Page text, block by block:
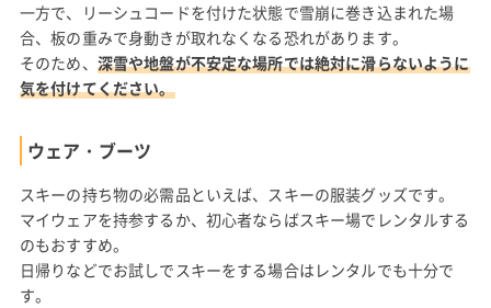
一方で、リーシュコードを付けた状態で雪崩に巻き込まれた場
合、板の重みで身動きが取れなくなる恐れがあります。
そのため、 深雪や地盤が不安定な場所では絶対に滑らないように
気を付けてください。
ウェア・ブーツ
スキーの持ち物の必需品といえば、スキーの服装グッズです。
マイウェアを持参するか、初心者ならばスキー場でレンタルする
のもおすすめ。
日帰りなどでお試しでスキーをする場合はレンタルでも十分で
す。